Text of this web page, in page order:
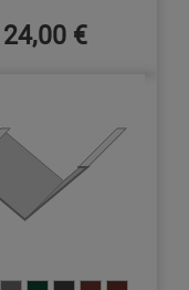
24,00 €